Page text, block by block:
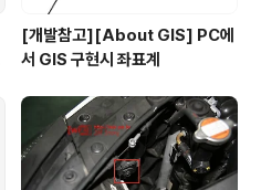
[개발참고][About GIS] PC에
서 GIS 구현시 좌표계